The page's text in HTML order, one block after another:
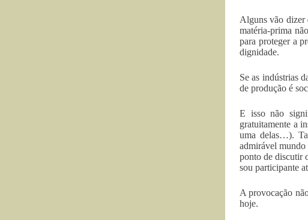
Alguns vão dizer
matéria-prima
para proteger a
dignidade.
Se as indústrias
de produção é
E isso não
gratuitamente a
uma delas…).
admirável mundo
ponto de discutir
sou participante
A provocação
hoje.